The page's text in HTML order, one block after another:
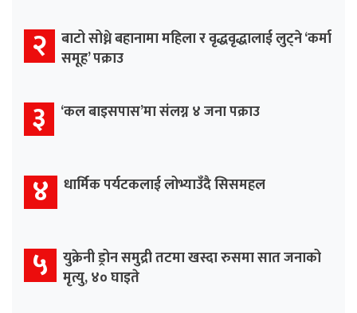
२ बाटो सोध्ने बहानामा महिला र वृद्धवृद्धालाई लुट्ने ‘कर्मा
समूह’ पक्राउ
३ ‘कल बाइसपास’मा संलग्न ४ जना पक्राउ
४ धार्मिक पर्यटकलाई लोभ्याउँदै सिसमहल
५ युक्रेनी ड्रोन समुद्री तटमा खस्दा रुसमा सात जनाको
मृत्यु, ४० घाइते